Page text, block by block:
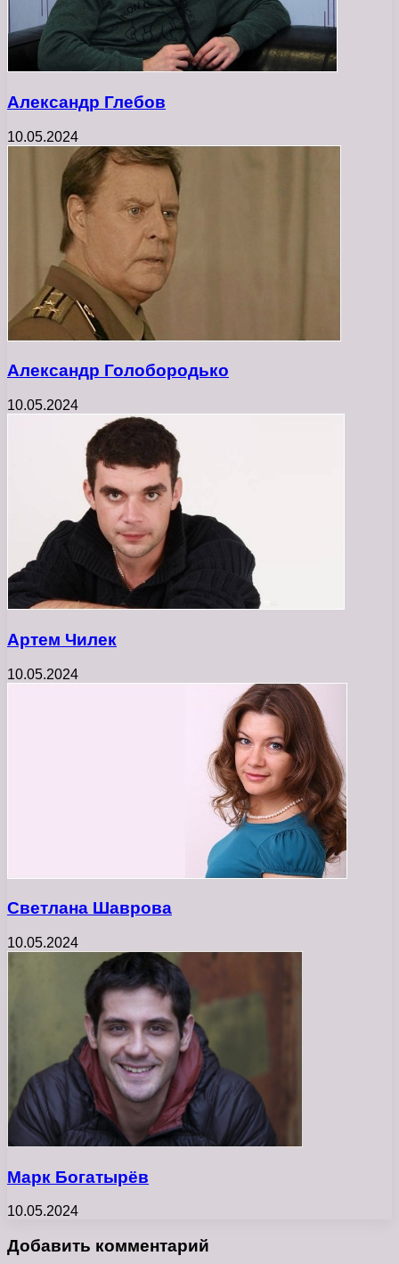
Александр Глебов
10.05.2024
Александр Голобородько
10.05.2024
Артем Чилек
10.05.2024
Светлана Шаврова
10.05.2024
Марк Богатырёв
10.05.2024
Добавить комментарий